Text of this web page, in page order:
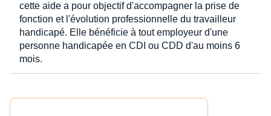
cette aide a pour objectif d'accompagner la prise de
fonction et l'évolution professionnelle du travailleur
handicapé. Elle bénéficie à tout employeur d'une
personne handicapée en CDI ou CDD d'au moins 6
mois.